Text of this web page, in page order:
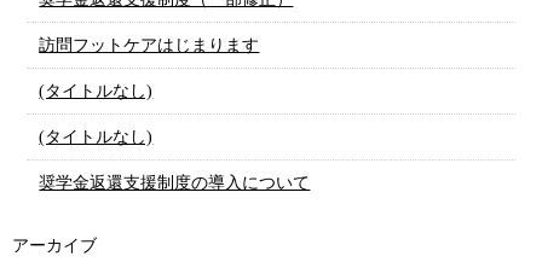
訪問フットケアはじまります
(タイトルなし)
(タイトルなし)
奨学金返還支援制度の導入について
アーカイブ